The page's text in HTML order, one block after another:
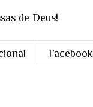
de Deus!
Facebook